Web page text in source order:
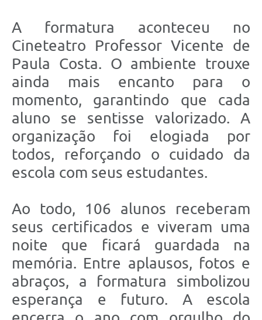
A formatura aconteceu no
Cineteatro Professor Vicente de
Paula Costa. O ambiente trouxe
ainda mais encanto para o
momento, garantindo que cada
aluno se sentisse valorizado. A
organização foi elogiada por
todos, reforçando o cuidado da
escola com seus estudantes.
Ao todo, 106 alunos receberam
seus certificados e viveram uma
noite que ficará guardada na
memória. Entre aplausos, fotos e
abraços, a formatura simbolizou
esperança e futuro. A escola